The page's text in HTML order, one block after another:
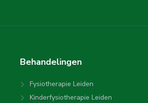
Behandelingen
Fysiotherapie Leiden
Kinderfysiotherapie Leiden